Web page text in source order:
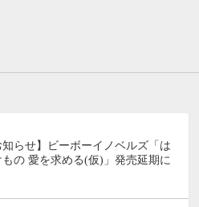
知らせ】ビーボーイノベルズ「は
の 愛を求める(仮)」発売延期に